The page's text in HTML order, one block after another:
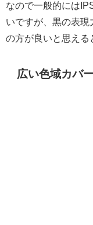
なので一般的には
いですが、黒の表
の方が良いと思える
広い色域カバ